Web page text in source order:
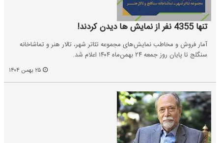
تنها 4355 نفر از نمایش ها دیدن کردند!
آمار فروش و مخاطب نمایش‌های مجموعه تئاتر شهر، تالار هنر و تماشاخانه
سنگلج تا پایان روز جمعه ۲۴ بهمن‌ماه ۱۴۰۴ اعلام شد.